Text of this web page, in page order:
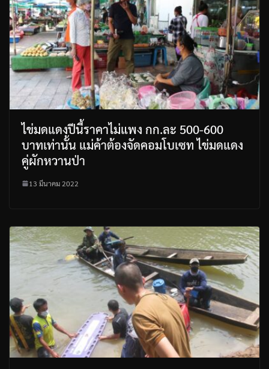
ไข่มดแดงปีนี้ราคาไม่แพง กก.ละ 500-600
บาทเท่านั้น แม่ค้าต้องจัดคอมโบเซท ไข่มดแดง
คู่ผักหวานป่า
13 มีนาคม 2022